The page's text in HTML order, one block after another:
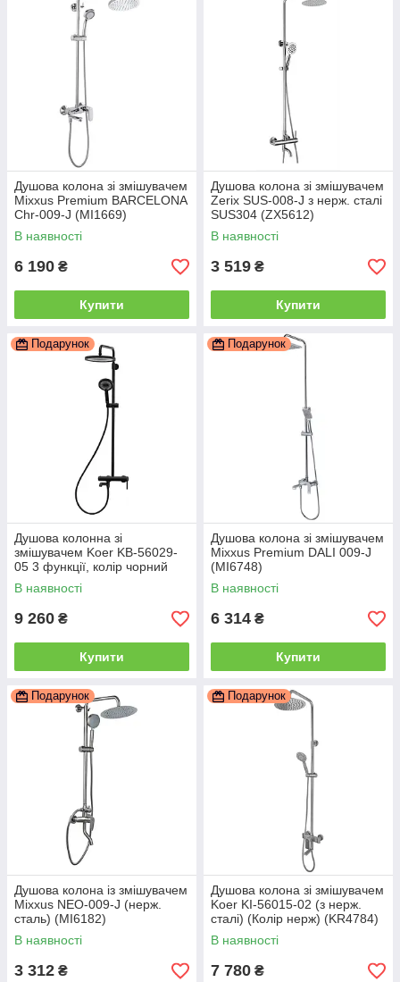
Душова колона зі змішувачем
Mixxus Premium BARCELONA
Chr-009-J (MI1669)
В наявності
6 190 ₴
Купити
Душова колона зі змішувачем
Zerix SUS-008-J з нерж. сталі
SUS304 (ZX5612)
В наявності
3 519 ₴
Купити
Подарунок
Душова колонна зі
змішувачем Koer KB-56029-
05 3 функції, колір чорний
(KR5490)
В наявності
9 260 ₴
Купити
Подарунок
Душова колона зі змішувачем
Mixxus Premium DALI 009-J
(MI6748)
В наявності
6 314 ₴
Купити
Подарунок
Душова колона із змішувачем
Mixxus NEO-009-J (нерж.
сталь) (MI6182)
В наявності
3 312 ₴
Подарунок
Душова колона зі змішувачем
Koer KI-56015-02 (з нерж.
сталі) (Колір нерж) (KR4784)
В наявності
7 780 ₴